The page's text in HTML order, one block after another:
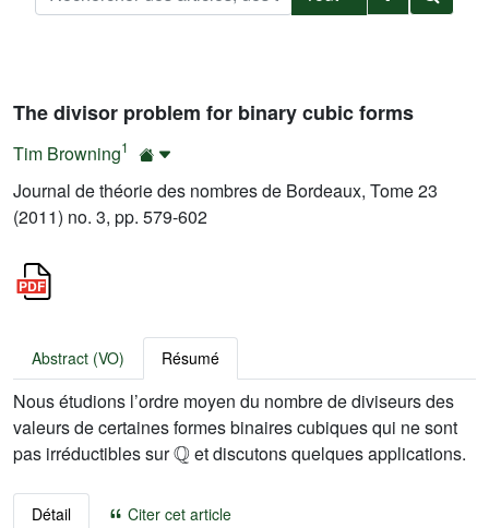
The divisor problem for binary cubic forms
Tim Browning1
Journal de théorie des nombres de Bordeaux, Tome 23
(2011) no. 3, pp. 579-602
Abstract (VO) Résumé
Nous étudions l’ordre moyen du nombre de diviseurs des
valeurs de certaines formes binaires cubiques qui ne sont
pas irréductibles sur
ℚ
et discutons quelques applications.
Détail Citer cet article